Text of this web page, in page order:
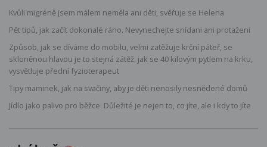
Kvůli migréně jsem málem neměla ani děti, svěřuje se Helena
Pět tipů, jak začít dokonalé ráno. Nevynechejte snídani ani protažení
Způsob, jak se díváme do mobilu, velmi zatěžuje krční páteř, se
skloněnou hlavou je to stejná zátěž, jak se 40 kilovým pytlem na krku,
vysvětluje přední fyzioterapeut
Tipy maminek, jak na svačiny, aby je děti nenosily nesnědené domů
Jídlo jako palivo pro běžce: Důležité je nejen to, co jíte, ale i kdy to jíte